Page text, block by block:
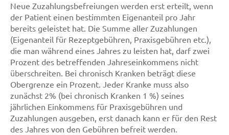
Neue Zuzahlungsbefreiungen werden erst erteilt, wenn
der Patient einen bestimmten Eigenanteil pro Jahr
bereits geleistet hat. Die Summe aller Zuzahlungen
(Eigenanteil für Rezeptgebühren, Praxisgebühren etc.),
die man während eines Jahres zu leisten hat, darf zwei
Prozent des betreffenden Jahreseinkommens nicht
überschreiten. Bei chronisch Kranken beträgt diese
Obergrenze ein Prozent. Jeder Kranke muss also
zunächst 2% (bei chronisch Kranken 1 %) seines
jährlichen Einkommens für Praxisgebühren und
Zuzahlungen ausgeben, erst danach kann er für den Rest
des Jahres von den Gebühren befreit werden.